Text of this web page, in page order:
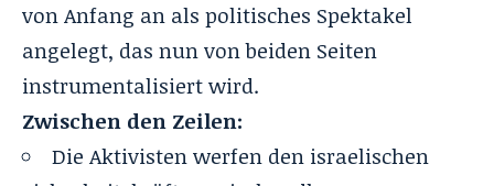
von Anfang an als politisches Spektakel
angelegt, das nun von beiden Seiten
instrumentalisiert wird.
Zwischen den Zeilen:
Die Aktivisten werfen den israelischen